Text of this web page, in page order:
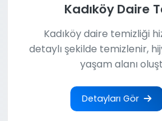
Kadıköy Daire
Kadıköy daire temizliği
detaylı şekilde temizlenir,
yaşam alanı
Detayları Gör